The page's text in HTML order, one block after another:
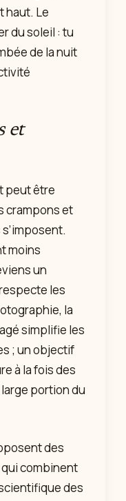
haut. Le
du soleil : tu
de la nuit
et
peut être
crampons et
moins
un
les
la
simplifie les
; un objectif
à la fois des
portion du
des
combinent
des